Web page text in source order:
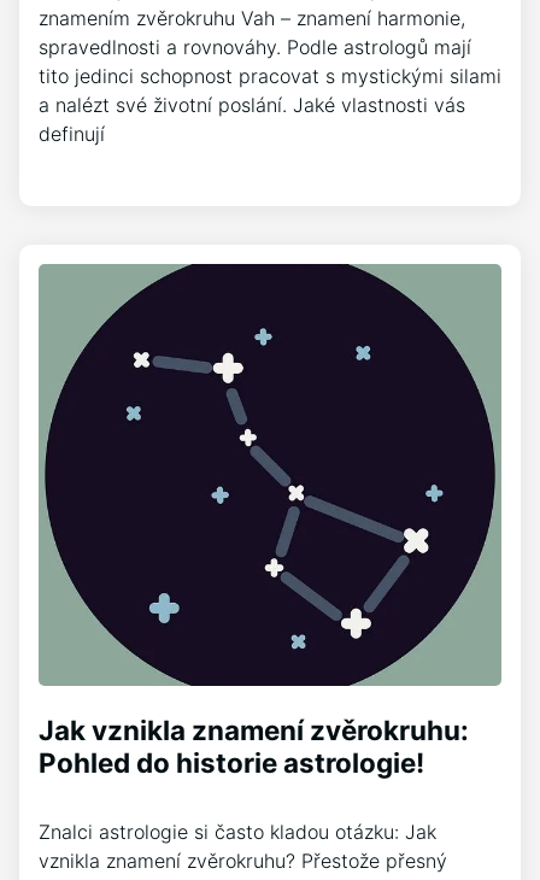
znamením zvěrokruhu Vah – znamení harmonie,
spravedlnosti a rovnováhy. Podle astrologů mají
tito jedinci schopnost pracovat s mystickými silami
a nalézt své životní poslání. Jaké vlastnosti vás
definují
Jak vznikla znamení zvěrokruhu:
Pohled do historie astrologie!
Znalci astrologie si často kladou otázku: Jak
vznikla znamení zvěrokruhu? Přestože přesný